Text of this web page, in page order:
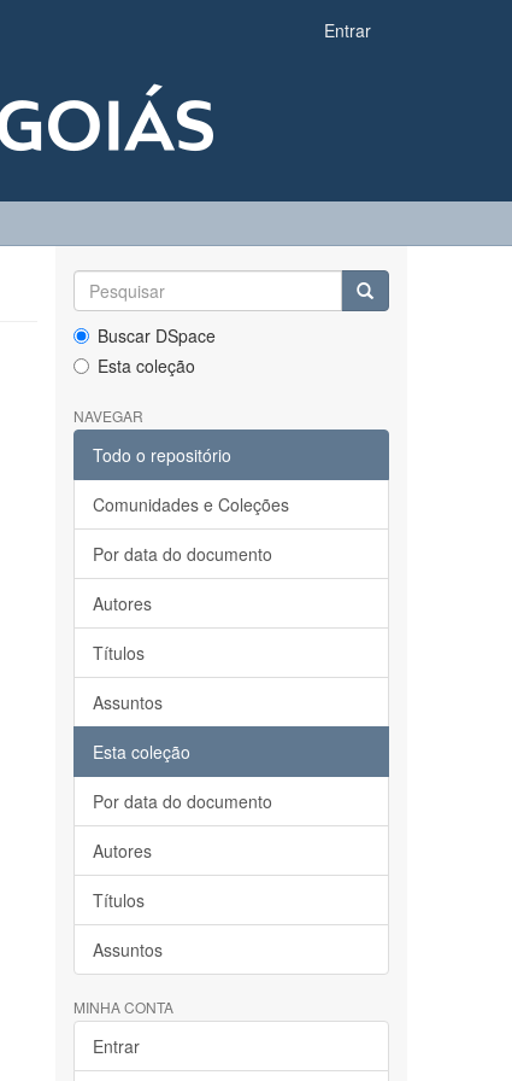
Entrar
Buscar DSpace
Esta coleção
NAVEGAR
Todo o repositório
Comunidades e Coleções
Por data do documento
Autores
Títulos
Assuntos
Esta coleção
Por data do documento
Autores
Títulos
Assuntos
MINHA CONTA
Entrar